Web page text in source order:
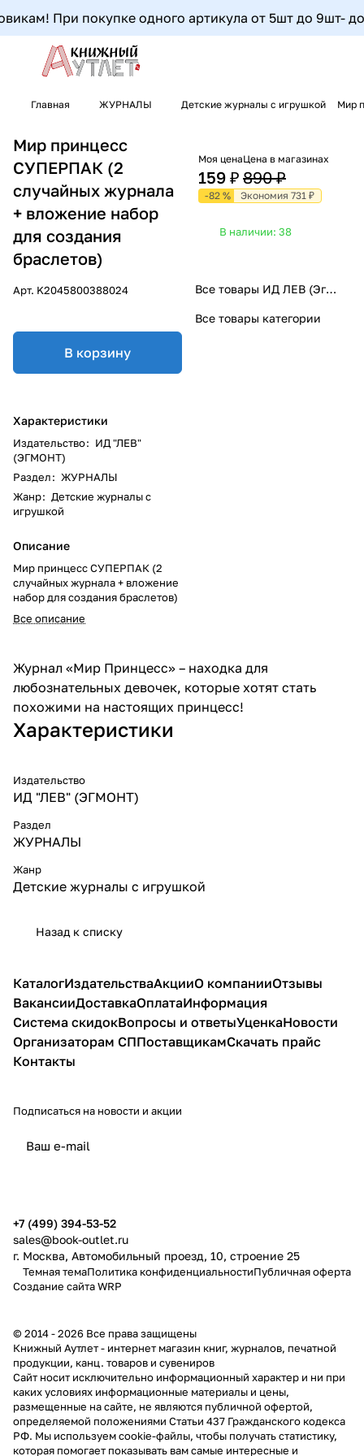
При покупке одного артикула от 5шт до 9шт-
Главная ЖУРНАЛЫ Детские журналы с игрушкой Мир
Мир принцесс
СУПЕРПАК (2
случайных журнала
+ вложение набор
для создания
браслетов)
Арт. K2045800388024
В корзину
Характеристики
Издательство: ИД "ЛЕВ"
(ЭГМОНТ)
Раздел: ЖУРНАЛЫ
Жанр: Детские журналы с
игрушкой
Описание
Мир принцесс СУПЕРПАК (2
случайных журнала + вложение
набор для создания браслетов)
Все описание
Моя цена
159 ₽
Цена в магазинах
890 ₽
-82 % Экономия 731 ₽
В наличии: 38
Все товары ИД ЛЕВ (Эгмонт)
Все товары категории
Журнал «Мир Принцесс» – находка для
любознательных девочек, которые хотят стать
похожими на настоящих принцесс!
Характеристики
Издательство
ИД "ЛЕВ" (ЭГМОНТ)
Раздел
ЖУРНАЛЫ
Жанр
Детские журналы с игрушкой
Назад к списку
КаталогИздательстваАкцииО компанииОтзывы
ВакансииДоставкаОплатаИнформация
Система скидокВопросы и ответыУценкаНовости
Организаторам СППоставщикамСкачать прайс
Контакты
Подписаться на новости и акции
+7 (499) 394-53-52
sales@book-outlet.ru
г. Москва, Автомобильный проезд, 10, строение 25
Темная темаПолитика конфиденциальностиПубличная оферта
Создание сайтаWRP
© 2014 - 2026 Все права защищены
Книжный Аутлет - интернет магазин книг, журналов, печатной
продукции, канц. товаров и сувениров
Cайт носит исключительно информационный характер и ни при
каких условиях информационные материалы и цены,
размещенные на сайте, не являются публичной офертой,
определяемой положениями Статьи 437 Гражданского кодекса
РФ. Мы используем cookie-файлы, чтобы получать статистику,
которая помогает показывать вам самые интересные и